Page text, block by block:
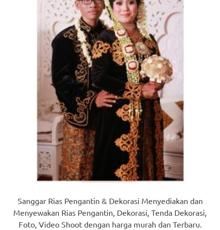
Sanggar Rias Pengantin & Dekorasi Menyediakan dan
Menyewakan Rias Pengantin, Dekorasi, Tenda Dekorasi,
Foto, Video Shoot dengan harga murah dan Terbaru.